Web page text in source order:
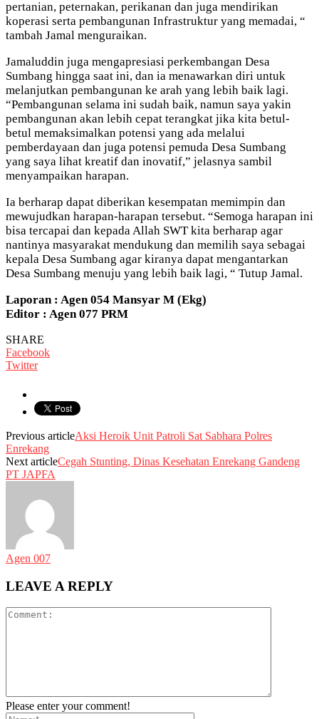
pertanian, peternakan, perikanan dan juga mendirikan
koperasi serta pembangunan Infrastruktur yang memadai, “
tambah Jamal menguraikan.
Jamaluddin juga mengapresiasi perkembangan Desa
Sumbang hingga saat ini, dan ia menawarkan diri untuk
melanjutkan pembangunan ke arah yang lebih baik lagi.
“Pembangunan selama ini sudah baik, namun saya yakin
pembangunan akan lebih cepat terangkat jika kita betul-
betul memaksimalkan potensi yang ada melalui
pemberdayaan dan juga potensi pemuda Desa Sumbang
yang saya lihat kreatif dan inovatif,” jelasnya sambil
menyampaikan harapan.
Ia berharap dapat diberikan kesempatan memimpin dan
mewujudkan harapan-harapan tersebut. “Semoga harapan ini
bisa tercapai dan kepada Allah SWT kita berharap agar
nantinya masyarakat mendukung dan memilih saya sebagai
kepala Desa Sumbang agar kiranya dapat mengantarkan
Desa Sumbang menuju yang lebih baik lagi, “ Tutup Jamal.
Laporan : Agen 054 Mansyar M (Ekg)
Editor : Agen 077 PRM
SHARE
Facebook
Twitter
Previous articleAksi Heroik Unit Patroli Sat Sabhara Polres
Enrekang
Next articleCegah Stunting, Dinas Kesehatan Enrekang Gandeng
PT JAPFA
Agen 007
LEAVE A REPLY
Please enter your comment!